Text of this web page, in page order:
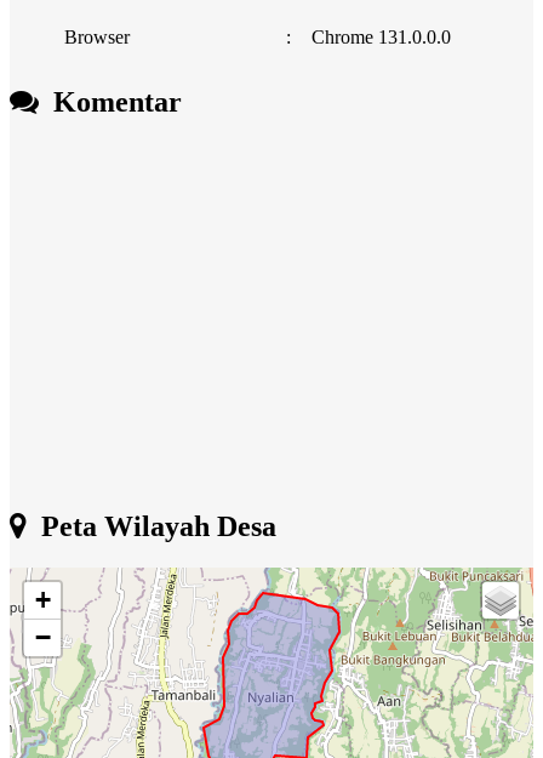
Browser : Chrome 131.0.0.0
Komentar
Peta Wilayah Desa
+
−